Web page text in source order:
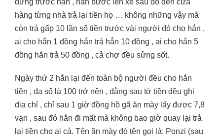
hàng từng nhà trả lại tiền họ … không những vậy mà
còn trả gấp 10 lần số tiền trước vài người đó cho hắn ,
ai cho hắn 1 đồng hắn trả hẳn 10 đồng , ai cho hắn 5
đồng hắn trả 50 đồng , cả chợ đều sửng sốt.
Ngày thứ 2 hắn lại đến toàn bộ người đều cho hắn
tiền , đa số là 100 trở nên , đằng sau tờ tiền đều ghi
địa chỉ , chỉ sau 1 giờ đồng hồ gã ăn mày lấy được 7,8
vạn , sau đó hắn đi mất mà không bao giờ quay lại trả
lại tiền cho ai cả. Tên ăn mày đó tên gọi là: Ponzi (sau